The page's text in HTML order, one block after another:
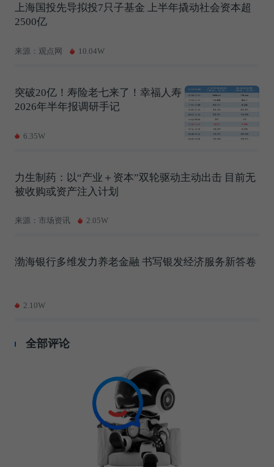
上海国投先导拟投7只子基金 上半年撬动社会资本超
2500亿
来源：观点网 10.04W
突破20亿！寿险老七来了！幸福人寿
2026年半年报调研手记
6.35W
力生制药：以“产业＋资本”双轮驱动主动出击 目前无
被收购或资产注入计划
来源：市场资讯 2.05W
渤海银行多维发力养老金融 书写银发经济服务新答卷
2.10W
全部评论